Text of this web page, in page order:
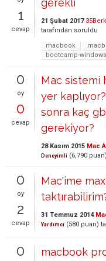
1
cevap
gerekli
21 Şubat 2017
tarafından soruldu
macbook
bootcamp-windows
0
oy
0
cevap
Mac sistemi
yer
sonra kaç
gerekiyor?
28 Kasım 2015 Mac
Deneyimli (6,790 puan)
0
oy
2
cevap
Mac'ime
31 Temmuz 2014
Yardımcı (580 puan)
0
macbook